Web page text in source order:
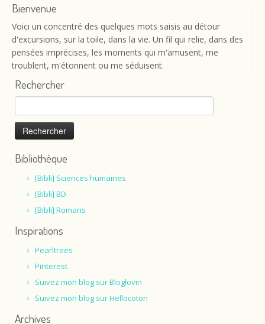
Bienvenue
Voici un concentré des quelques mots saisis au détour
d'excursions, sur la toile, dans la vie. Un fil qui relie, dans des
pensées imprécises, les moments qui m'amusent, me
troublent, m'étonnent ou me séduisent.
Rechercher
Rechercher :
Bibliothèque
[Bibli] Sciences humaines
[Bibli] BD
[Bibli] Romans
Inspirations
Pearltrees
Pinterest
Suivez mon blog sur Bloglovin
Suivez mon blog sur Hellocoton
Archives